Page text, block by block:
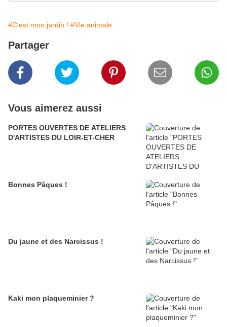
#C'est mon jardin ! #Vie animale
Partager
Vous aimerez aussi
PORTES OUVERTES DE ATELIERS
D'ARTISTES DU LOIR-ET-CHER
Bonnes Pâques !
Du jaune et des Narcissus !
Kaki mon plaqueminier ?